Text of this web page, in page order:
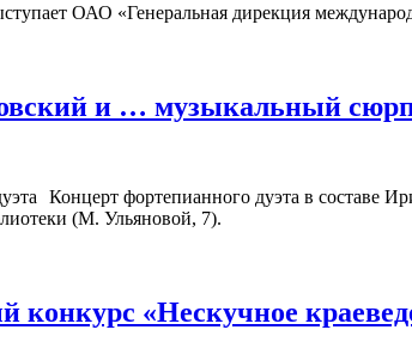
ОАО «Генеральная дирекция
и … музыкальный
Концерт фортепианного дуэта в составе
(М. Ульяновой, 7).
«Нескучное